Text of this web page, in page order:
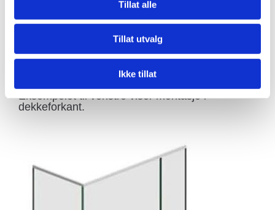
Tillat alle
Tillat utvalg
Ikke tillat
Løsning med stolper og handlist i aluminium
Eksempelet til venstre viser montasje i
dekkeforkant.